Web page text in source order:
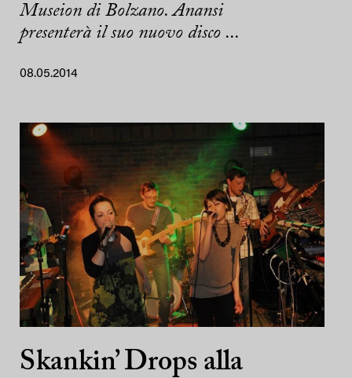
Museion di Bolzano. Anansi
presenterà il suo nuovo disco ...
08.05.2014
Skankin’ Drops alla